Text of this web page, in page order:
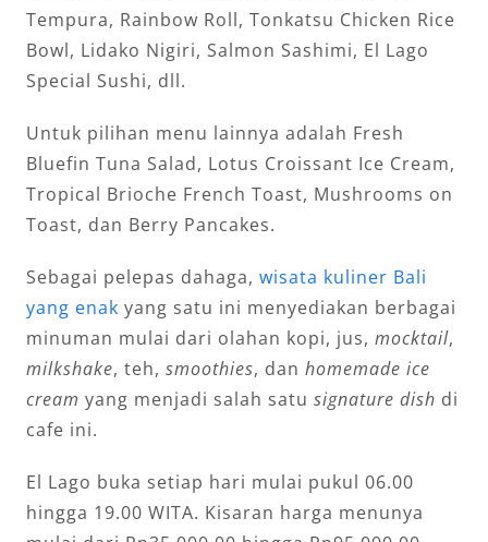
Tempura, Rainbow Roll, Tonkatsu Chicken Rice
Bowl, Lidako Nigiri, Salmon Sashimi, El Lago
Special Sushi, dll.
Untuk pilihan menu lainnya adalah Fresh
Bluefin Tuna Salad, Lotus Croissant Ice Cream,
Tropical Brioche French Toast, Mushrooms on
Toast, dan Berry Pancakes.
Sebagai pelepas dahaga, wisata kuliner Bali
yang enak yang satu ini menyediakan berbagai
minuman mulai dari olahan kopi, jus, mocktail,
milkshake, teh, smoothies, dan homemade ice
cream yang menjadi salah satu signature dish di
cafe ini.
El Lago buka setiap hari mulai pukul 06.00
hingga 19.00 WITA. Kisaran harga menunya